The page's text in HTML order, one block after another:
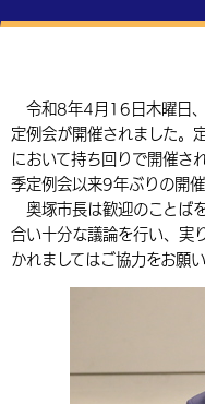
英語（English）
中国語（繁体字）
届出・登録・証明
税金
環境・衛生
選挙
事業者の方へ
農林水産業
都市整備
施設情報
手当・助成
相談・支援・情報
観光・移住
観光なび
遊ぶ・体験する
買う・おみやげ
市政情報
中津市について
地方創生・地域活性化
令和8年4月16日木曜日、
定例会が開催されました。
において持ち回りで開催さ
季定例会以来9年ぶりの開催
奥塚市長は歓迎のことば
合い十分な議論を行い、実
かれましてはご協力をお願